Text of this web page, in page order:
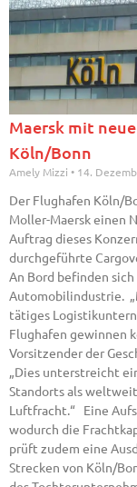
Maersk mit
Köln/Bonn
Amely Mizzi 14.
Der Flughafen Köln/
Moller-Maersk einen
Auftrag dieses
durchgeführte
An Bord befinden
Automobilindustrie.
tätiges
Flughafen gewinnen
Vorsitzender der
„Dies unterstreicht
Standorts als
Luftfracht.“ Eine
wodurch die
prüft zudem eine
Strecken von Köln/